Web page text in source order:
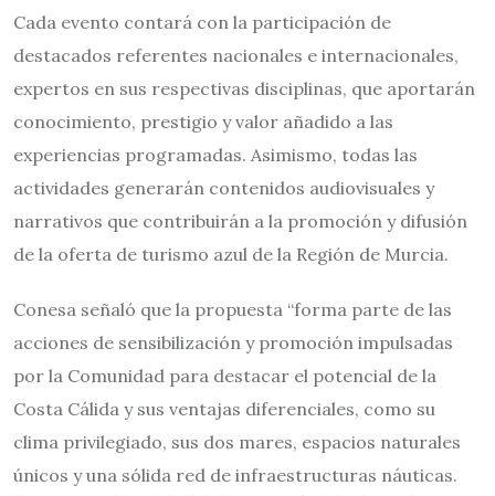
Cada evento contará con la participación de
destacados referentes nacionales e internacionales,
expertos en sus respectivas disciplinas, que aportarán
conocimiento, prestigio y valor añadido a las
experiencias programadas. Asimismo, todas las
actividades generarán contenidos audiovisuales y
narrativos que contribuirán a la promoción y difusión
de la oferta de turismo azul de la Región de Murcia.
Conesa señaló que la propuesta “forma parte de las
acciones de sensibilización y promoción impulsadas
por la Comunidad para destacar el potencial de la
Costa Cálida y sus ventajas diferenciales, como su
clima privilegiado, sus dos mares, espacios naturales
únicos y una sólida red de infraestructuras náuticas.